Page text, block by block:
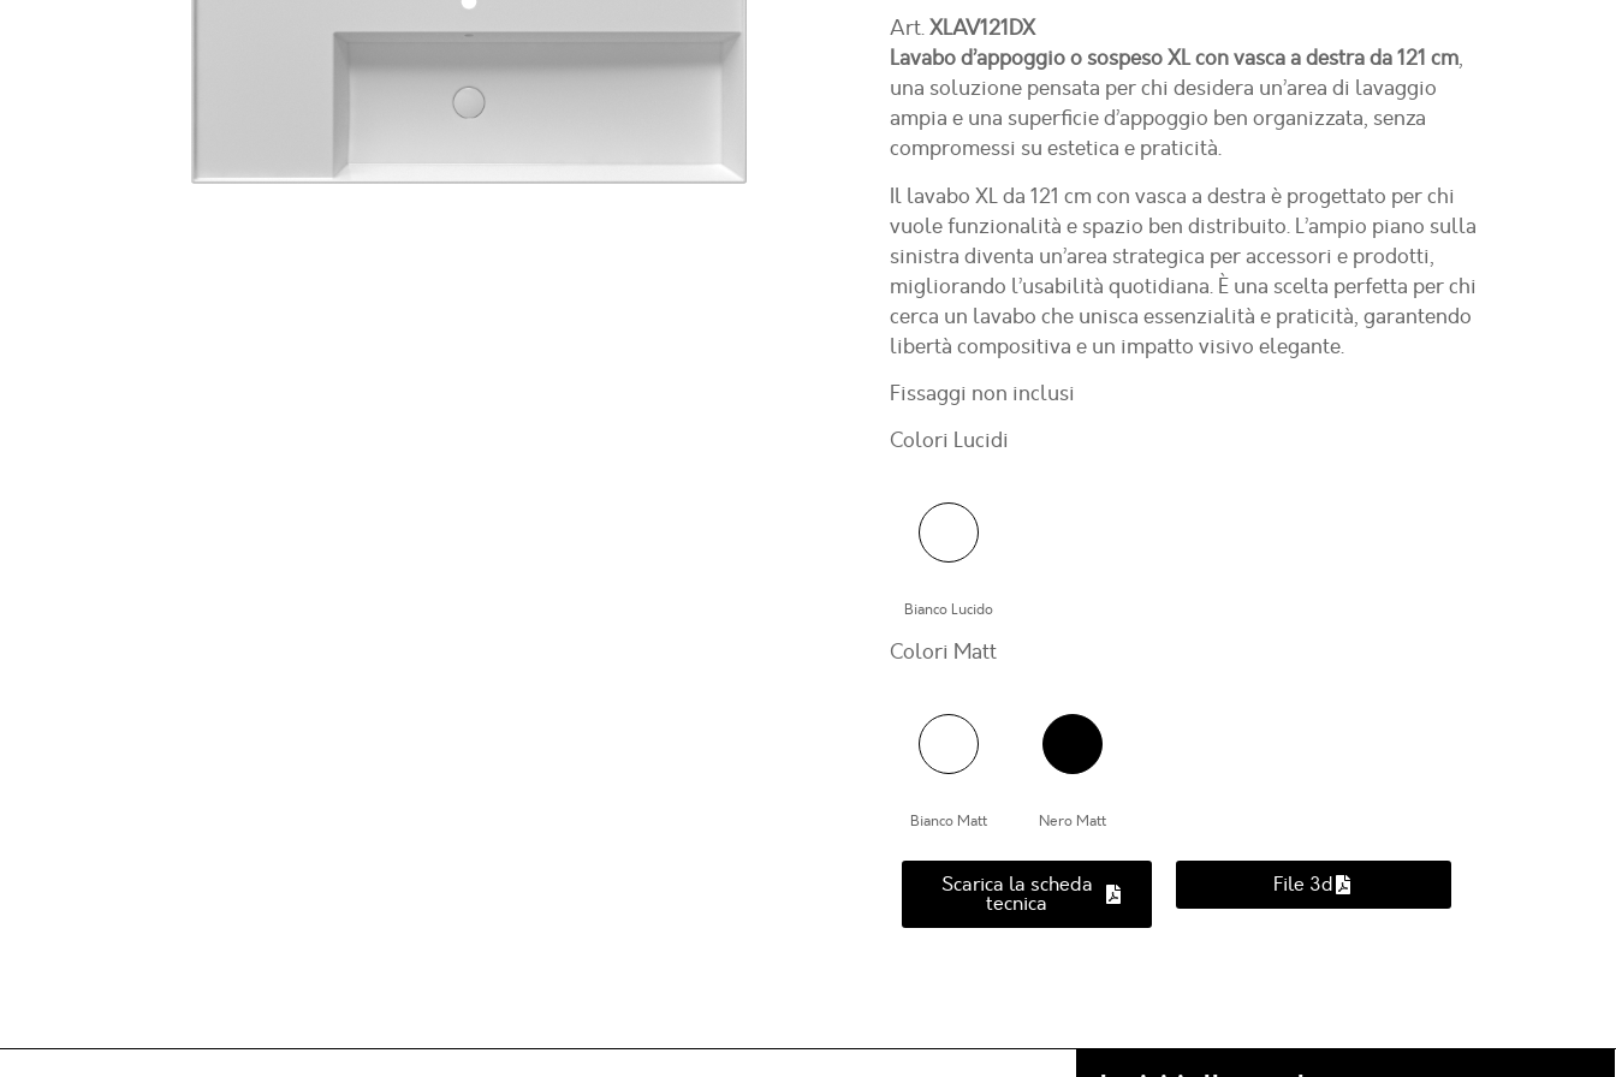
Art.XLAV121DX
Lavabo d’appoggio o sospeso XL con vasca a destra da 121 cm,
una soluzione pensata per chi desidera un’area di lavaggio
ampia e una superficie d’appoggio ben organizzata, senza
compromessi su estetica e praticità.
Il lavabo XL da 121 cm con vasca a destra è progettato per chi
vuole funzionalità e spazio ben distribuito. L’ampio piano sulla
sinistra diventa un’area strategica per accessori e prodotti,
migliorando l’usabilità quotidiana. È una scelta perfetta per chi
cerca un lavabo che unisca essenzialità e praticità, garantendo
libertà compositiva e un impatto visivo elegante.
Fissaggi non inclusi
Colori Lucidi
Bianco Lucido
Colori Matt
Bianco Matt Nero Matt
Scarica la scheda
tecnica
File 3d